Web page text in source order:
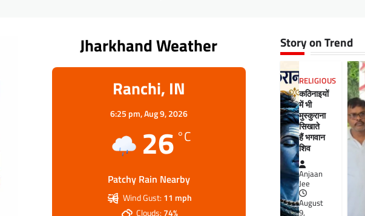
Jharkhand Weather
Ranchi, IN
6:25 pm,Aug 9, 2026
26 °C
Patchy Rain Nearby
Wind Gust: 11 mph
Clouds:74%
Story on Trend
RELIGIOUS
कठिनाइयों
में भी
मुस्कुराना
सिखाते
हैं भगवान
शिव
Anjaan
Jee
August
9,